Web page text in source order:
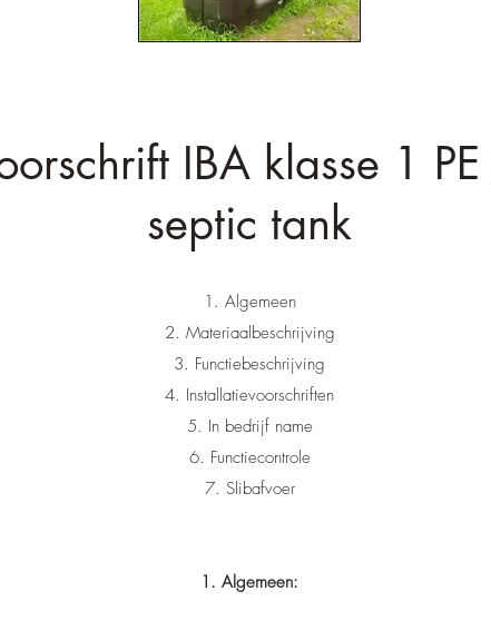
IBA klasse 1 PE
septic tank
1. Algemeen
2. Materiaalbeschrijving
3. Functiebeschrijving
4. Installatievoorschriften
5. In bedrijf name
6. Functiecontrole
7. Slibafvoer
1. Algemeen: